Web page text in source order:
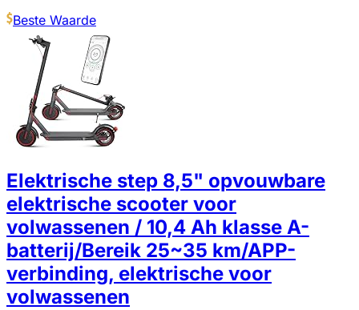
Beste Waarde
Elektrische step 8,5" opvouwbare
elektrische scooter voor
volwassenen / 10,4 Ah klasse A-
batterij/Bereik 25~35 km/APP-
verbinding, elektrische voor
volwassenen